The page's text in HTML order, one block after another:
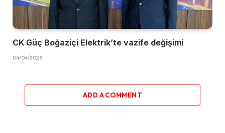
CK Güç Boğaziçi Elektrik’te vazife değişimi
04/04/2025
ADD A COMMENT